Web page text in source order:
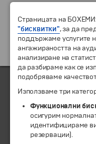
Страницата на
"бисквитки", за да
поддържаме услугите
ангажираността на
анализиране на
да разбираме как се
подобряваме
Използваме три
Функционални
осигурим
идентифицираме
резервации).